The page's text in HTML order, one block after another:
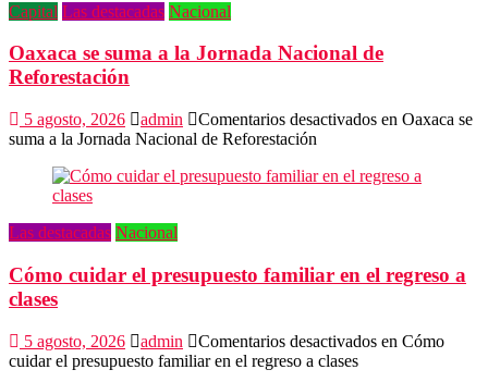
Capital Las destacadas Nacional
Oaxaca se suma a la Jornada Nacional de
Reforestación
5 agosto, 2026 admin Comentarios desactivados en Oaxaca se
suma a la Jornada Nacional de Reforestación
Las destacadas Nacional
Cómo cuidar el presupuesto familiar en el regreso a
clases
5 agosto, 2026 admin Comentarios desactivados en Cómo
cuidar el presupuesto familiar en el regreso a clases